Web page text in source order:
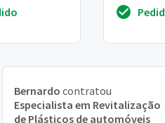
Bernardo contratou
Especialista em Revitalização
de Plásticos de automóveis